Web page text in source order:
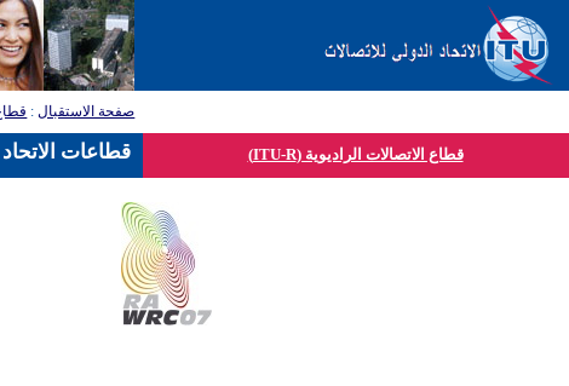
صفحة الاستقبال:
قطاع الاتصالات الراديوية (ITU-R) قطاعات